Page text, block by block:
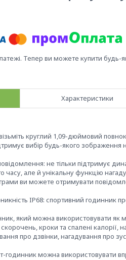
Тепер ви можете купити
Характеристики
круглий 1,09-дюймовий
вибір будь-якого
не тільки підтримує
але й унікальну функцію
ви можете отримувати
IP68: спортивний годинник
який можна використовувати
кроки та спалені калорії,
про дзвінки, нагадування про
годинник можна використовувати